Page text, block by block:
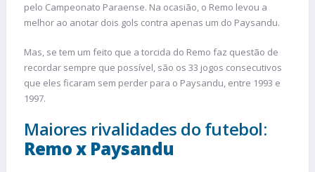
pelo Campeonato Paraense. Na ocasião, o Remo levou a
melhor ao anotar dois gols contra apenas um do Paysandu.
Mas, se tem um feito que a torcida do Remo faz questão de
recordar sempre que possível, são os 33 jogos consecutivos
que eles ficaram sem perder para o Paysandu, entre 1993 e
1997.
Maiores rivalidades do futebol:
Remo x Paysandu